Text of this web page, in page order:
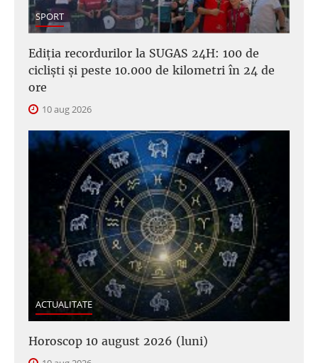
SPORT
Ediția recordurilor la SUGAS 24H: 100 de
cicliști și peste 10.000 de kilometri în 24 de
ore
10 aug 2026
ACTUALITATE
Horoscop 10 august 2026 (luni)